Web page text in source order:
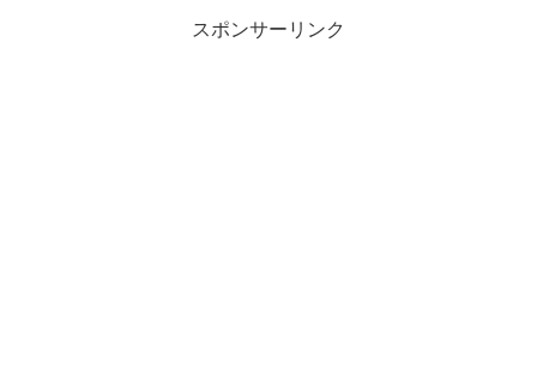
スポンサーリンク